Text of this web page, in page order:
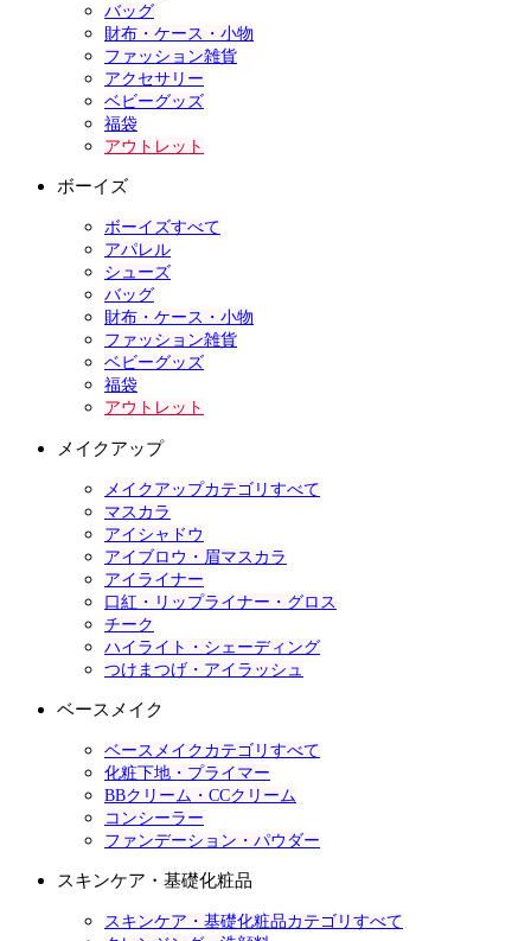
バッグ
財布・ケース・小物
ファッション雑貨
アクセサリー
ベビーグッズ
福袋
アウトレット
ボーイズ
ボーイズすべて
アパレル
シューズ
バッグ
財布・ケース・小物
ファッション雑貨
ベビーグッズ
福袋
アウトレット
メイクアップ
メイクアップカテゴリすべて
マスカラ
アイシャドウ
アイブロウ・眉マスカラ
アイライナー
口紅・リップライナー・グロス
チーク
ハイライト・シェーディング
つけまつげ・アイラッシュ
ベースメイク
ベースメイクカテゴリすべて
化粧下地・プライマー
BBクリーム・CCクリーム
コンシーラー
ファンデーション・パウダー
スキンケア・基礎化粧品
スキンケア・基礎化粧品カテゴリすべて